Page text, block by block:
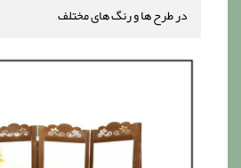
در طرح ها و رنگ های مختلف